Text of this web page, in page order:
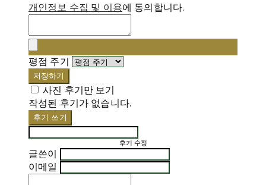
개인정보 수집 및 이용에 동의합니다.
평점 주기
저장하기
사진 후기만 보기
작성된 후기가 없습니다.
후기 쓰기
후기 수정
글쓴이
이메일